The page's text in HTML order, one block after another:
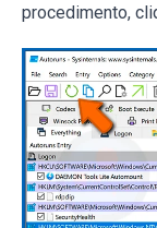
procedimento,